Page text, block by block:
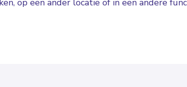
op een ander locatie of in een andere